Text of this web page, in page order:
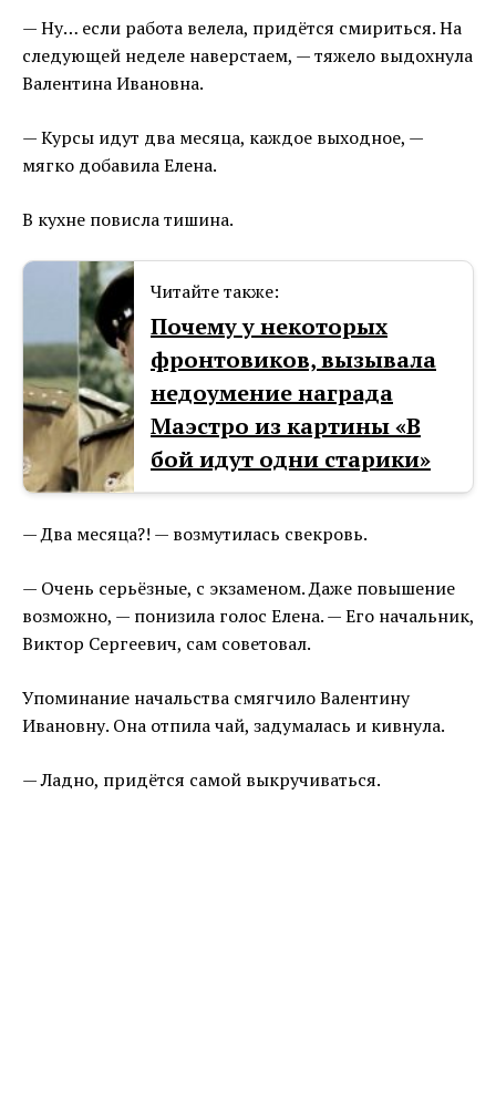
— Ну… если работа велела, придётся смириться. На
следующей неделе наверстаем, — тяжело выдохнула
Валентина Ивановна.
— Курсы идут два месяца, каждое выходное, —
мягко добавила Елена.
В кухне повисла тишина.
Читайте также:
Почему у некоторых
фронтовиков, вызывала
недоумение награда
Маэстро из картины «В
бой идут одни старики»
— Два месяца?! — возмутилась свекровь.
— Очень серьёзные, с экзаменом. Даже повышение
возможно, — понизила голос Елена. — Его начальник,
Виктор Сергеевич, сам советовал.
Упоминание начальства смягчило Валентину
Ивановну. Она отпила чай, задумалась и кивнула.
— Ладно, придётся самой выкручиваться.